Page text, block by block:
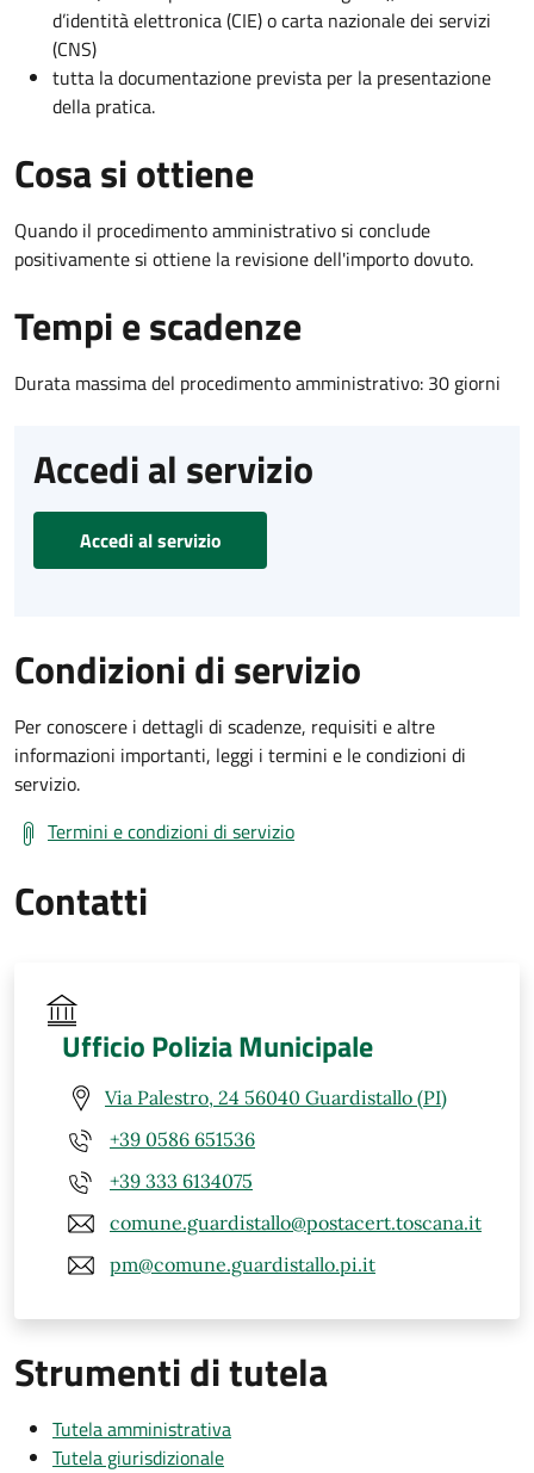
d’identità elettronica (CIE) o carta nazionale dei servizi
(CNS)
tutta la documentazione prevista per la presentazione
della pratica.
Cosa si ottiene
Quando il procedimento amministrativo si conclude
positivamente si ottiene la revisione dell'importo dovuto.
Tempi e scadenze
Durata massima del procedimento amministrativo: 30 giorni
Accedi al servizio
Accedi al servizio
Condizioni di servizio
Per conoscere i dettagli di scadenze, requisiti e altre
informazioni importanti, leggi i termini e le condizioni di
servizio.
Termini e condizioni di servizio
Contatti
Ufficio Polizia Municipale
Via Palestro, 24 56040 Guardistallo (PI)
+39 0586 651536
+39 333 6134075
comune.guardistallo@postacert.toscana.it
pm@comune.guardistallo.pi.it
Strumenti di tutela
Tutela amministrativa
Tutela giurisdizionale